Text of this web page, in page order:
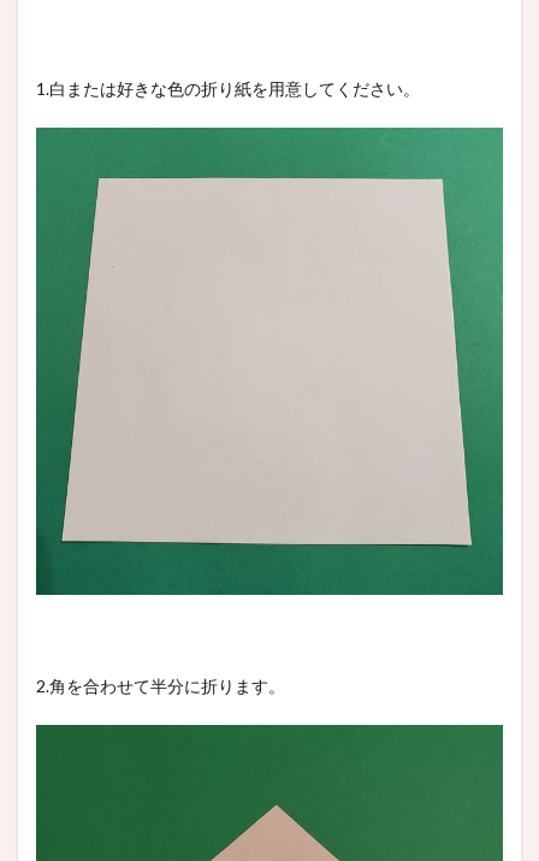
1.白または好きな色の折り紙を用意してください。
2.角を合わせて半分に折ります。